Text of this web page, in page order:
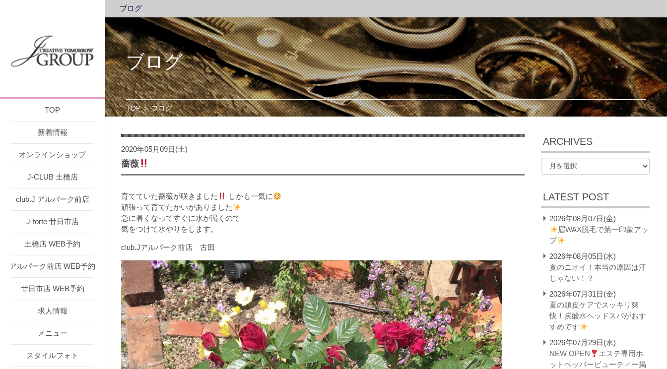
TOP
新着情報
オンラインショップ
J-CLUB 土橋店
club.J アルパーク前店
J-forte 廿日市店
土橋店 WEB予約
アルパーク前店 WEB予約
廿日市店 WEB予約
求人情報
メニュー
スタイルフォト
ブログ
ブログ
TOP>ブログ
2020年05月09日(土)
薔薇
育てていた薔薇が咲きました
しかも一気に
頑張って育てたかいがありました
急に暑くなってすぐに水が渇くので
気をつけて水やりをします。
club.Jアルパーク前店 古田
ARCHIVES
LATEST POST
2026年08月07日(金)
眉WAX脱毛で第一印象アッ
プ
2026年08月05日(水)
夏のニオイ！本当の原因は汗
じゃない！？
2026年07月31日(金)
夏の頭皮ケアでスッキリ爽
快！炭酸水ヘッドスパがおす
すめです
2026年07月29日(水)
NEW OPEN
エステ専用ホ
ットペッパービューティー掲